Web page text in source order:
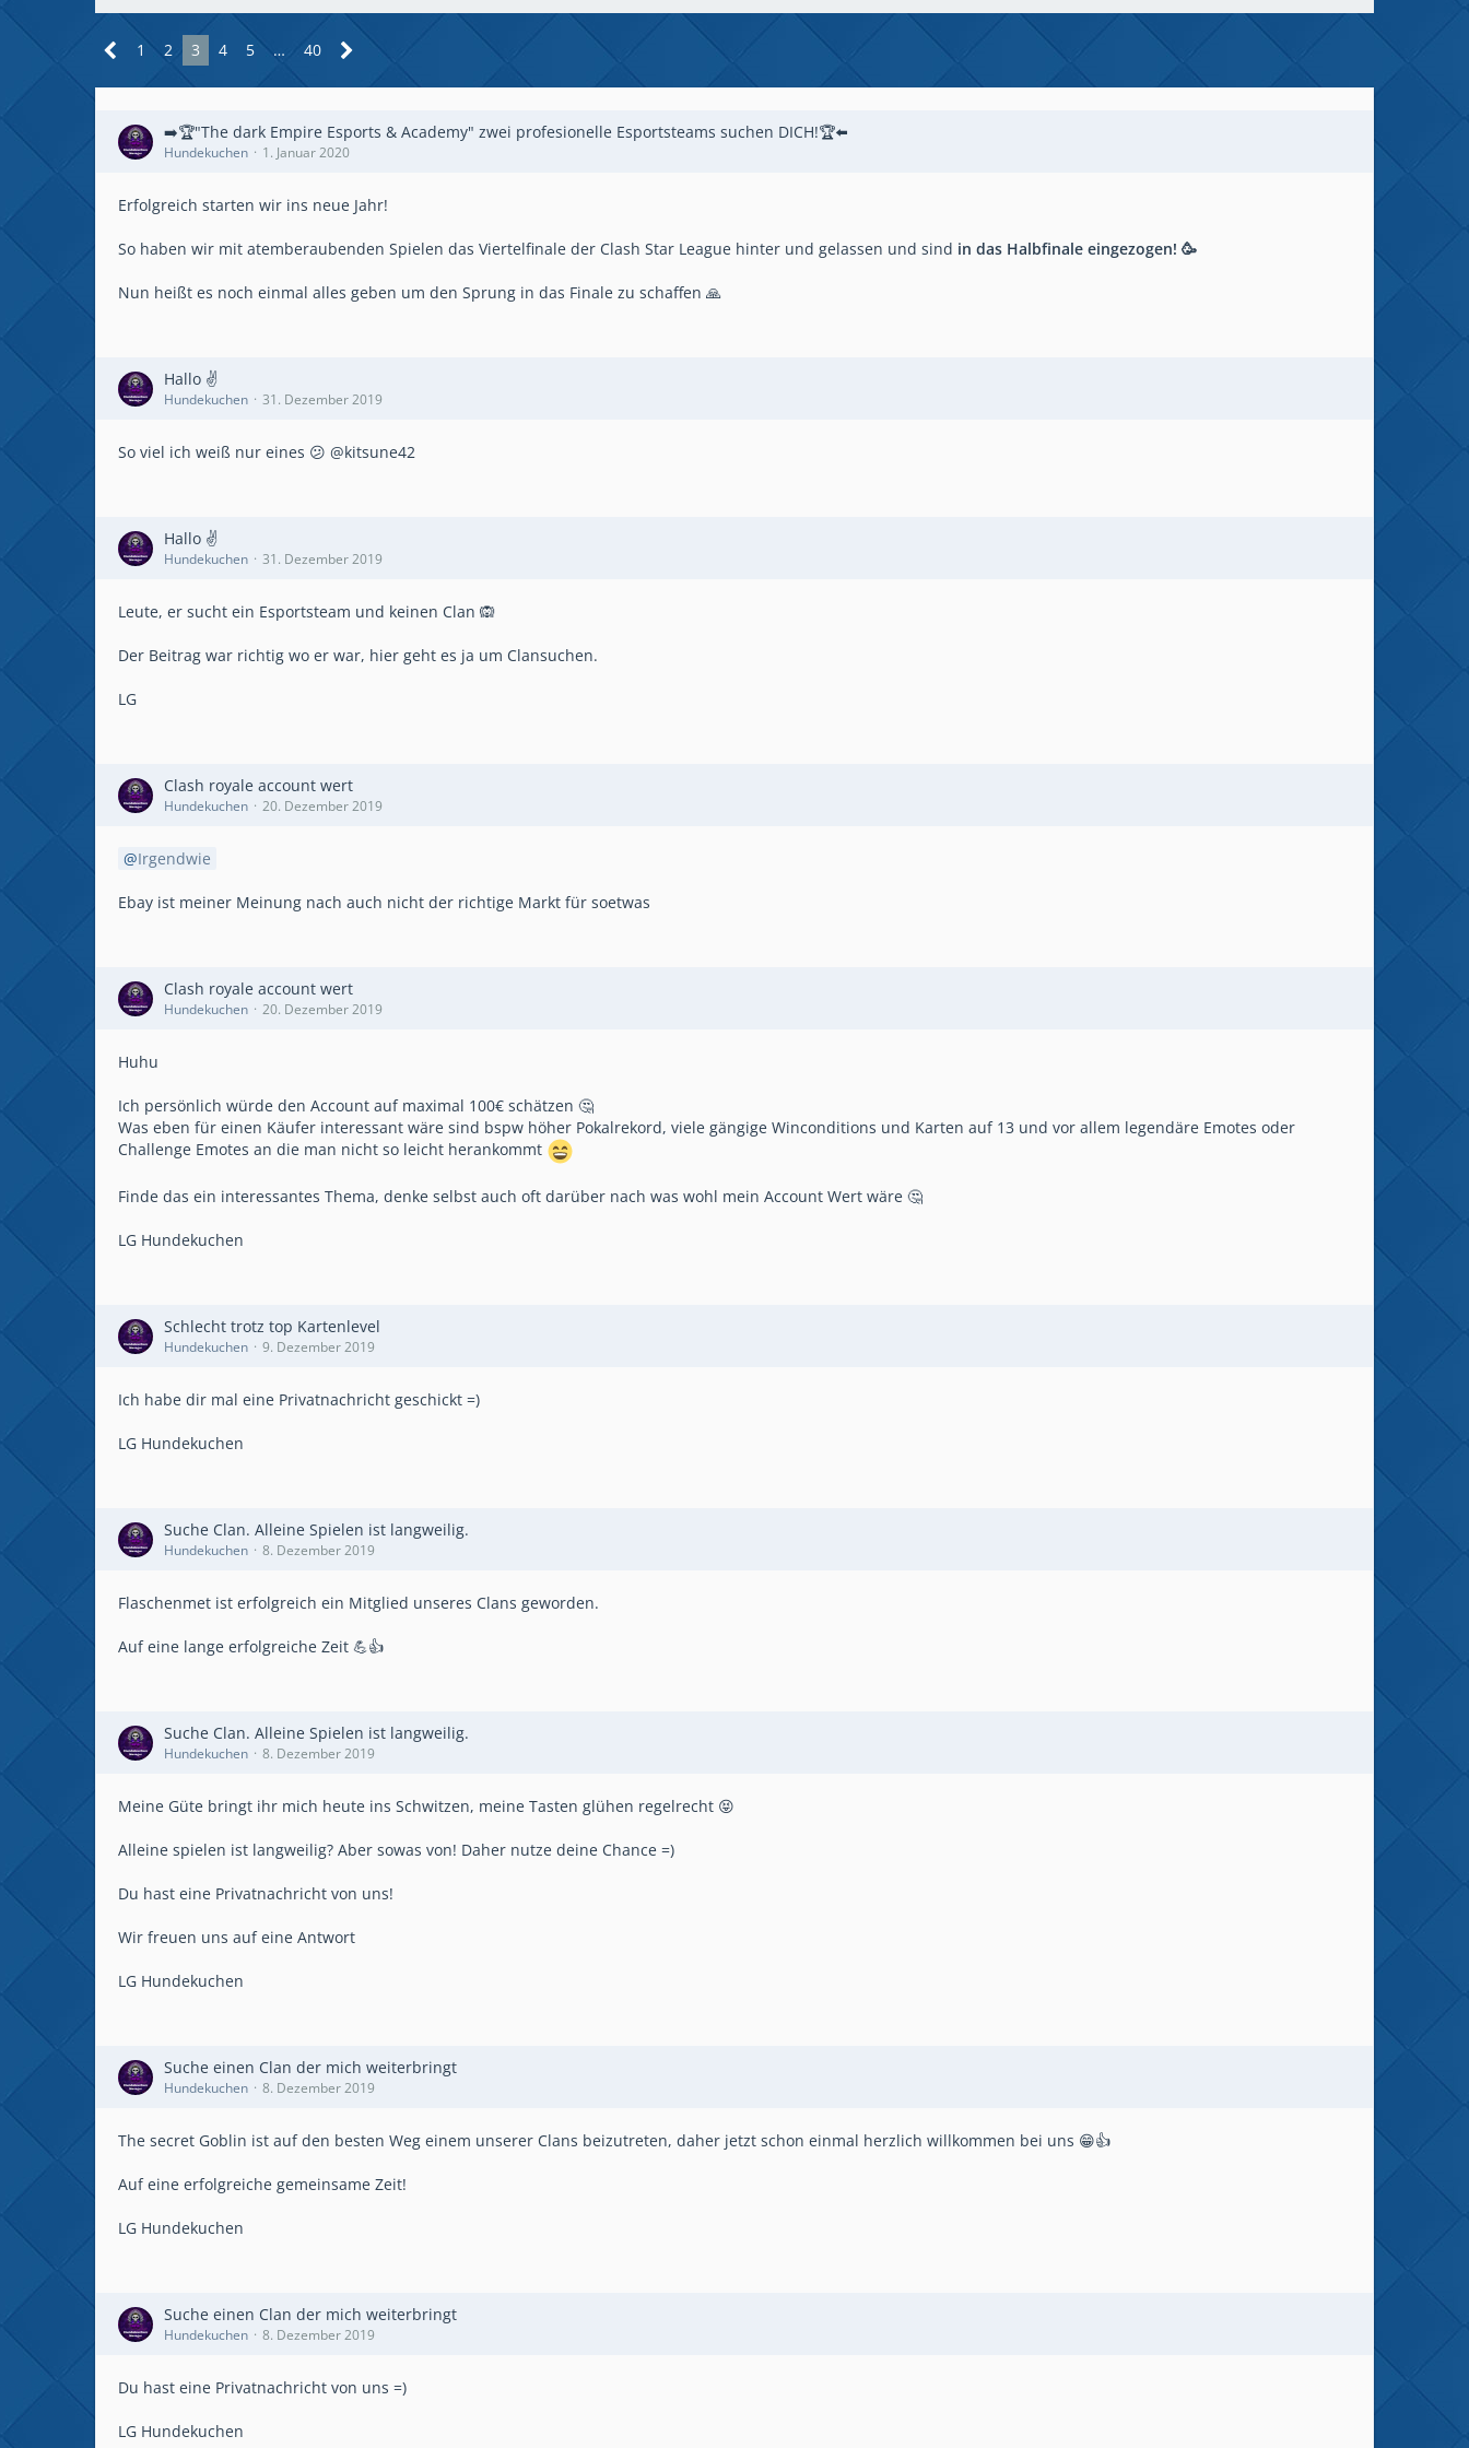
1 2 3 4 5 … 40
➡️🏆"The dark Empire Esports & Academy" zwei profesionelle Esportsteams suchen DICH!🏆⬅️
Hundekuchen 1. Januar 2020
Erfolgreich starten wir ins neue Jahr!
So haben wir mit atemberaubenden Spielen das Viertelfinale der Clash Star League hinter und gelassen und sind in das Halbfinale eingezogen! 🥳
Nun heißt es noch einmal alles geben um den Sprung in das Finale zu schaffen 🙏
Hallo ✌
Hundekuchen 31. Dezember 2019
So viel ich weiß nur eines 😕 @kitsune42
Hallo ✌
Hundekuchen 31. Dezember 2019
Leute, er sucht ein Esportsteam und keinen Clan 🙉
Der Beitrag war richtig wo er war, hier geht es ja um Clansuchen.
LG
Clash royale account wert
Hundekuchen 20. Dezember 2019
Irgendwie
Ebay ist meiner Meinung nach auch nicht der richtige Markt für soetwas
Clash royale account wert
Hundekuchen 20. Dezember 2019
Huhu
Ich persönlich würde den Account auf maximal 100€ schätzen 🤔
Was eben für einen Käufer interessant wäre sind bspw höher Pokalrekord, viele gängige Winconditions und Karten auf 13 und vor allem legendäre Emotes oder
Challenge Emotes an die man nicht so leicht herankommt
Finde das ein interessantes Thema, denke selbst auch oft darüber nach was wohl mein Account Wert wäre 🤔
LG Hundekuchen
Schlecht trotz top Kartenlevel
Hundekuchen 9. Dezember 2019
Ich habe dir mal eine Privatnachricht geschickt =)
LG Hundekuchen
Suche Clan. Alleine Spielen ist langweilig.
Hundekuchen 8. Dezember 2019
Flaschenmet ist erfolgreich ein Mitglied unseres Clans geworden.
Auf eine lange erfolgreiche Zeit 💪👍
Suche Clan. Alleine Spielen ist langweilig.
Hundekuchen 8. Dezember 2019
Meine Güte bringt ihr mich heute ins Schwitzen, meine Tasten glühen regelrecht 😝
Alleine spielen ist langweilig? Aber sowas von! Daher nutze deine Chance =)
Du hast eine Privatnachricht von uns!
Wir freuen uns auf eine Antwort
LG Hundekuchen
Suche einen Clan der mich weiterbringt
Hundekuchen 8. Dezember 2019
The secret Goblin ist auf den besten Weg einem unserer Clans beizutreten, daher jetzt schon einmal herzlich willkommen bei uns 😁👍
Auf eine erfolgreiche gemeinsame Zeit!
LG Hundekuchen
Suche einen Clan der mich weiterbringt
Hundekuchen 8. Dezember 2019
Du hast eine Privatnachricht von uns =)
LG Hundekuchen